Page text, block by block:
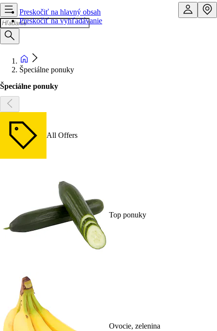
Preskočiť na hlavný obsah
Preskočiť na vyhľadávanie
Špeciálne ponuky
Špeciálne ponuky
All Offers
Top ponuky
Ovocie, zelenina